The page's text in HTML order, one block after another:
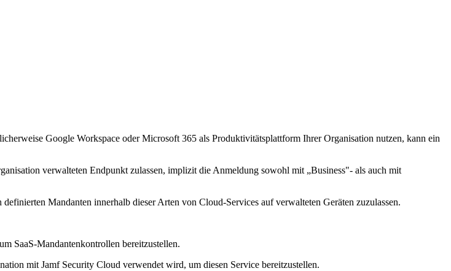
Google Workspace oder Microsoft 365 als Produktivitätsplattform Ihrer Organisation nutzen, kann ein
verwalteten Endpunkt zulassen, implizit die Anmeldung sowohl mit „Business"- als auch mit
Mandanten innerhalb dieser Arten von Cloud-Services auf verwalteten Geräten zuzulassen.
SaaS-Mandantenkontrollen bereitzustellen.
mit Jamf Security Cloud verwendet wird, um diesen Service bereitzustellen.